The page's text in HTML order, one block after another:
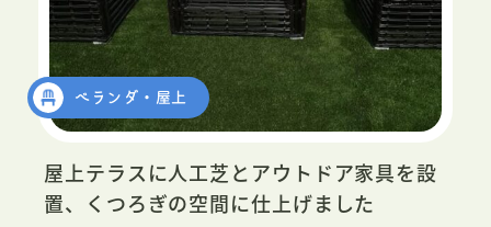
ベランダ・屋上
屋上テラスに人工芝とアウトドア家具を設
置、くつろぎの空間に仕上げました